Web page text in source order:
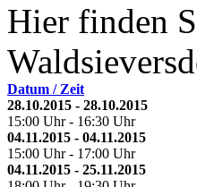
Hier finden
Datum / Zeit
28.10.2015 - 28.10.2015
15:00 Uhr - 16:30 Uhr
04.11.2015 - 04.11.2015
15:00 Uhr - 17:00 Uhr
04.11.2015 - 25.11.2015